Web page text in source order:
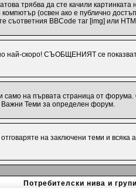
трябва да сте качили
(освен ако е публично
съответния BBCode таг [img] или
скоро! СЪОБЩЕНИЯТ се
на първата страница от форума.
Теми за определен форум.
на заключени теми и
Потребителски нива и групи